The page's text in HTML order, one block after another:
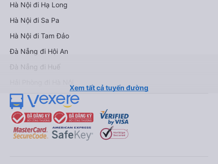
Hà Nội đi Hạ Long
Hà Nội đi Sa Pa
Hà Nội đi Tam Đảo
Đà Nẵng đi Hội An
Đà Nẵng đi Huế
Xem tất cả tuyến đường